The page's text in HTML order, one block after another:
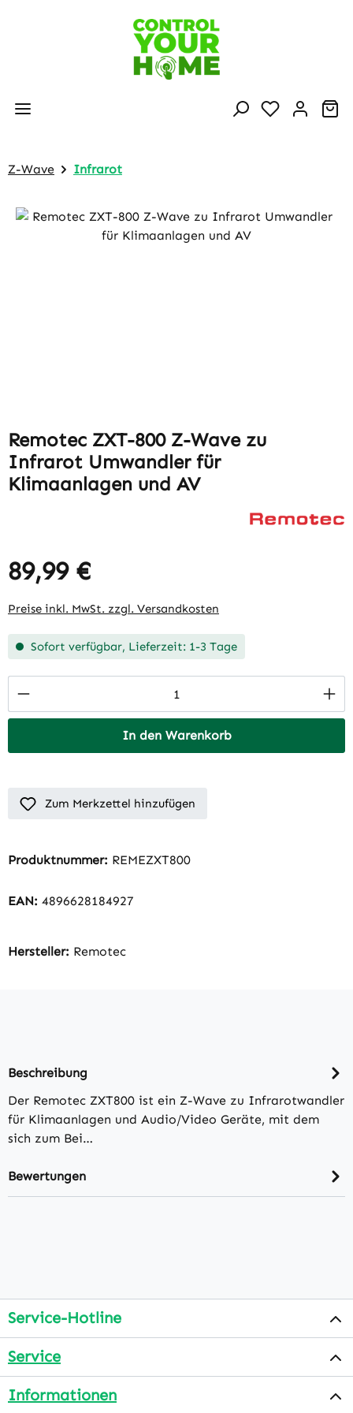
Zum Hauptinhalt springen
Z-Wave Infrarot
Bildergalerie überspringen
Remotec ZXT-800 Z-Wave zu
Infrarot Umwandler für
Klimaanlagen und AV
89,99 €
Preise inkl. MwSt. zzgl. Versandkosten
Sofort verfügbar, Lieferzeit: 1-3 Tage
Produkt Anzahl: Gib den gewünschten
In den Warenkorb
Zum Merkzettel hinzufügen
Produktnummer: REMEZXT800
EAN: 4896628184927
Hersteller: Remotec
Beschreibung
Der Remotec ZXT800 ist ein Z-Wave zu Infrarotwandler
für Klimaanlagen und Audio/Video Geräte, mit dem
sich zum Bei…
Bewertungen
Service-Hotline
Service
Informationen